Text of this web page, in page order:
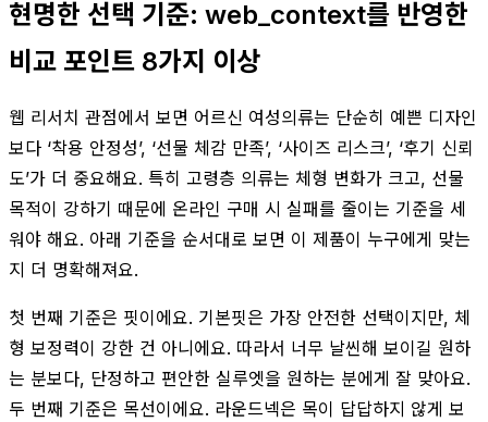
현명한 선택 기준: web_context를 반영한
비교 포인트 8가지 이상
웹 리서치 관점에서 보면 어르신 여성의류는 단순히 예쁜 디자인
보다 ‘착용 안정성’, ‘선물 체감 만족’, ‘사이즈 리스크’, ‘후기 신뢰
도’가 더 중요해요. 특히 고령층 의류는 체형 변화가 크고, 선물
목적이 강하기 때문에 온라인 구매 시 실패를 줄이는 기준을 세
워야 해요. 아래 기준을 순서대로 보면 이 제품이 누구에게 맞는
지 더 명확해져요.
첫 번째 기준은 핏이에요. 기본핏은 가장 안전한 선택이지만, 체
형 보정력이 강한 건 아니에요. 따라서 너무 날씬해 보이길 원하
는 분보다, 단정하고 편안한 실루엣을 원하는 분에게 잘 맞아요.
두 번째 기준은 목선이에요. 라운드넥은 목이 답답하지 않게 보